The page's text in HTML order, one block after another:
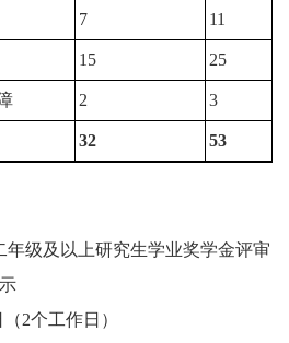
7 11
15 25
2 3
32 53
年级及以上研究生学业奖学金评审
2个工作日）